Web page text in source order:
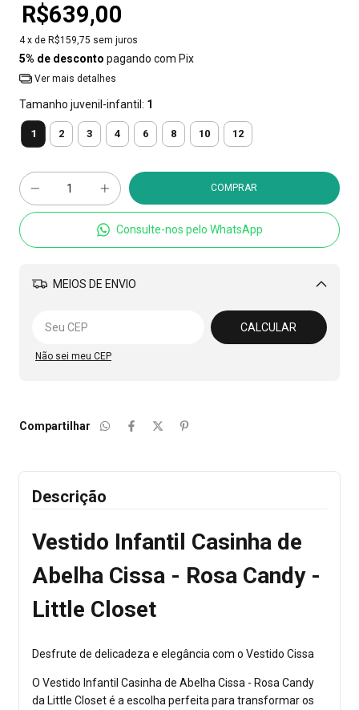
R$639,00
4 x de R$159,75 sem juros
5% de desconto pagando com Pix
Ver mais detalhes
Tamanho juvenil-infantil: 1
1 2 3 4 6 8 10 12
Consulte-nos pelo WhatsApp
MEIOS DE ENVIO
Alterar CEP
CALCULAR
Não sei meu CEP
Compartilhar
Descrição
Vestido Infantil Casinha de
Abelha Cissa - Rosa Candy -
Little Closet
Desfrute de delicadeza e elegância com o Vestido Cissa
O Vestido Infantil Casinha de Abelha Cissa - Rosa Candy
da Little Closet é a escolha perfeita para transformar os